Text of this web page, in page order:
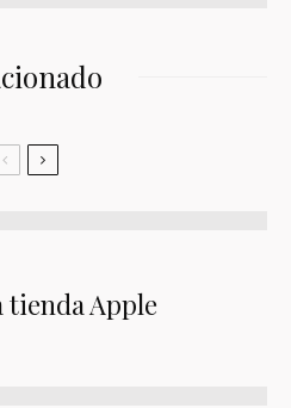
tienda Apple